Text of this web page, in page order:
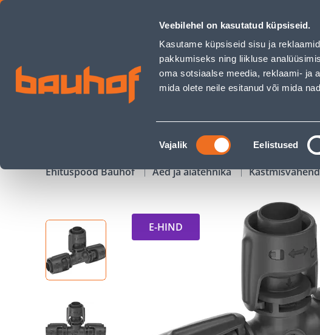
Veebilehel on kasutatud küpsiseid.
Kasutame küpsiseid sisu ja
pakkumiseks ning liikluse
oma sotsiaalse meedia, reklaami- ja
mida olete neile esitanud või mida
Nõusoleku
valik
Vajalik Eelistused
T-LIITMIK GARDENA 13MM 1/2&quot; 2TK - Bauhof has loaded
Äriklienditeenindus Klienditeenindus
KAMPAANIAD
Ehituspood Bauhof Aed ja aiatehnika
E-HIND